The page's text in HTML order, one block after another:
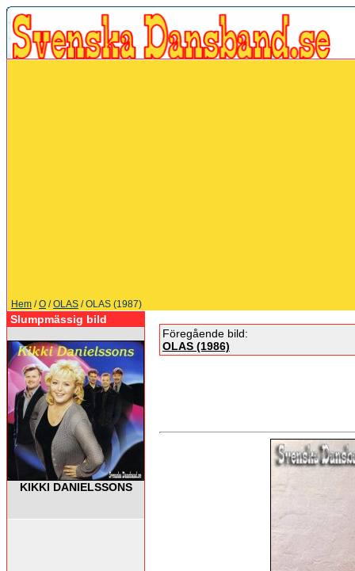
Hem /O /OLAS / OLAS (1987)
Slumpmässig bild
KIKKI DANIELSSONS
Föregående bild:
OLAS (1986)